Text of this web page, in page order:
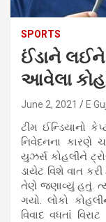
SPORTS
ઈંડાને લઈને
આવેલા
June 2, 2021 E
ટીમ ઈન્ડિયાનો
નિવેદનના કારણે
યુઝર્સ કોહલીને
ડાયેટ વિશે વાત
તેણે જણાવ્યું હતું.
ગયો. લોકો
વિવાદ વધતાં